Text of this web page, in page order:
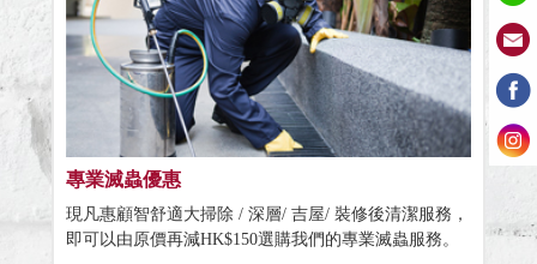
專業滅蟲優惠
現凡惠顧智舒適大掃除 / 深層/ 吉屋/ 裝修後清潔服務，
即可以由原價再減HK$150選購我們的專業滅蟲服務。